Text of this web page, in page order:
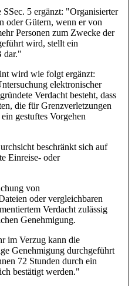
5 ergänzt: "Organisierter
oder Gütern, wenn er von
Personen zum Zwecke der
wird, stellt ein
dar."
wird wie folgt ergänzt:
elektronischer
Verdacht besteht, dass
die für Grenzverletzungen
gestuftes Vorgehen
beschränkt sich auf
Einreise- oder
von
oder vergleichbaren
Verdacht zulässig
Genehmigung.
im Verzug kann die
Genehmigung durchgeführt
72 Stunden durch ein
bestätigt werden."